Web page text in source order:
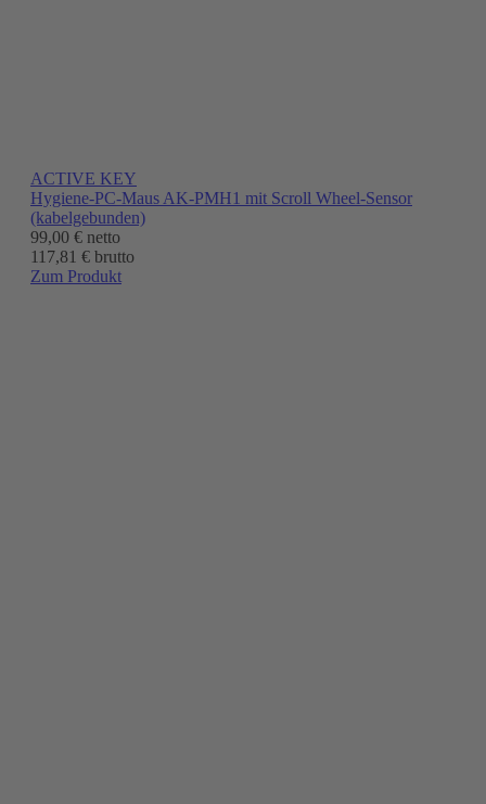
ACTIVE KEY
Hygiene-PC-Maus AK-PMH1 mit Scroll Wheel-Sensor
(kabelgebunden)
99,00 € netto
117,81 € brutto
Zum Produkt